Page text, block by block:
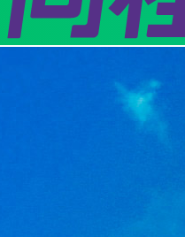
团队
国内航线